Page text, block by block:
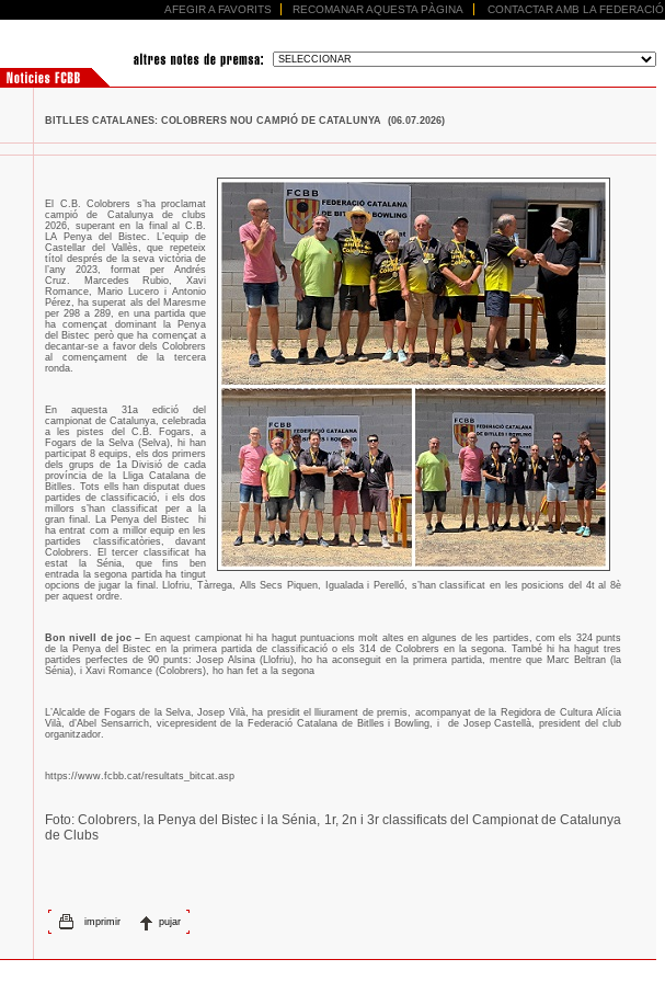
AFEGIR A FAVORITS RECOMANAR AQUESTA PÀGINA CONTACTAR AMB LA FEDERACIÓ
BITLLES CATALANES: COLOBRERS NOU CAMPIÓ DE CATALUNYA (06.07.2026)
El C.B. Colobrers s’ha proclamat
campió de Catalunya de clubs
2026, superant en la final al C.B.
LA Penya del Bistec. L’equip de
Castellar del Vallès, que repeteix
títol després de la seva victòria de
l’any 2023, format per Andrés
Cruz. Marcedes Rubio, Xavi
Romance, Mario Lucero i Antonio
Pérez, ha superat als del Maresme
per 298 a 289, en una partida que
ha començat dominant la Penya
del Bistec però que ha començat a
decantar-se a favor dels Colobrers
al començament de la tercera
ronda.
En aquesta 31a edició del
campionat de Catalunya, celebrada
a les pistes del C.B. Fogars, a
Fogars de la Selva (Selva), hi han
participat 8 equips, els dos primers
dels grups de 1a Divisió de cada
província de la Lliga Catalana de
Bitlles. Tots ells han disputat dues
partides de classificació, i els dos
millors s’han classificat per a la
gran final. La Penya del Bistec
hi
ha entrat com a millor equip en les
partides classificatòries, davant
Colobrers. El tercer classificat ha
estat la Sénia, que fins ben
entrada la segona partida ha tingut
opcions de jugar la final. Llofriu, Tàrrega, Alls Secs Piquen, Igualada i Perelló, s’han classificat en les posicions del 4t al 8è
per aquest ordre.
Bon nivell de joc – En aquest campionat hi ha hagut puntuacions molt altes en algunes de les partides, com els 324 punts
de la Penya del Bistec en la primera partida de classificació o els 314 de Colobrers en la segona. També hi ha hagut tres
partides perfectes de 90 punts: Josep Alsina (Llofriu), ho ha aconseguit en la primera partida, mentre que Marc Beltran (la
Sénia), i Xavi Romance (Colobrers), ho han fet a la segona
L’Alcalde de Fogars de la Selva, Josep Vilà, ha presidit el lliurament de premis, acompanyat de la Regidora de Cultura Alícia
Vilà, d’Abel Sensarrich, vicepresident de la Federació Catalana de Bitlles i Bowling, i
de Josep Castellà, president del club
organitzador.
https://www.fcbb.cat/resultats_bitcat.asp
Foto: Colobrers, la Penya del Bistec i la Sénia, 1r, 2n i 3r classificats del Campionat de Catalunya
de Clubs
imprimir pujar